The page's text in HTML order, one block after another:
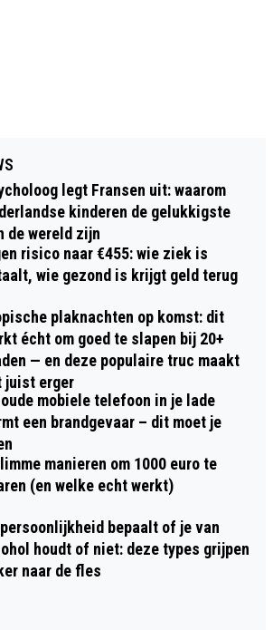
legt Fransen uit: waarom
kinderen de gelukkigste
de wereld zijn
risico naar €455: wie ziek is
wie gezond is krijgt geld terug
plaknachten op komst: dit
écht om goed te slapen bij 20+
— en deze populaire truc maakt
juist erger
oude mobiele telefoon in je lade
een brandgevaar – dit moet je
manieren om 1000 euro te
(en welke echt werkt)
bepaalt of je van
houdt of niet: deze types grijpen
naar de fles